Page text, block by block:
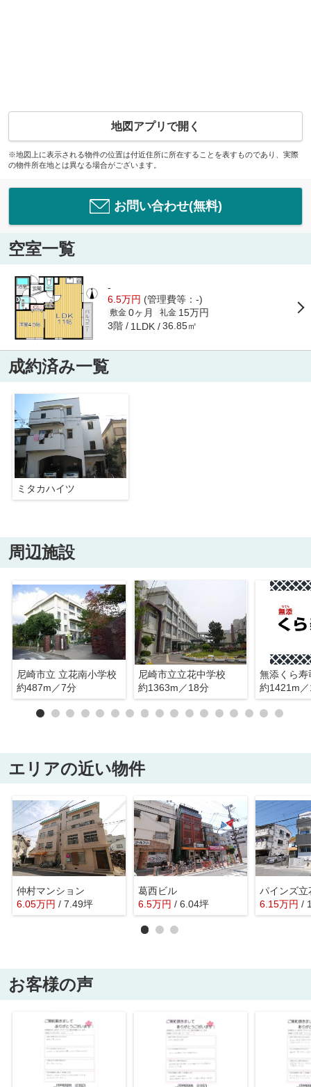
地図アプリで開く
※地図上に表示される物件の位置は付近住所に所在することを表すものであり、実際
の物件所在地とは異なる場合がございます。
お問い合わせ(無料)
空室一覧
-
6.5万円 (管理費等：-)
敷金 0ヶ月 礼金 15万円
3階 1LDK 36.85㎡
成約済み一覧
ミタカハイツ
周辺施設
尼崎市立 立花南小学校
約487m／7分
尼崎市立立花中学校
約1363m／18分
無添くら寿
約1421m
エリアの近い物件
仲村マンション
6.05万円 / 7.49坪
葛西ビル
6.5万円 / 6.04坪
パインズ立
6.15万円 /
お客様の声